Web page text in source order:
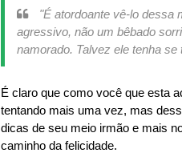
"É atordoante vê-lo dessa
agressivo, não um bêbado
namorado. Talvez ele tenha
É claro que como você que esta
tentando mais uma vez, mas
dicas de seu meio irmão e mais
caminho da felicidade.